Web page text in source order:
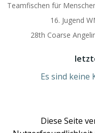
Teamfischen für
16. Jugend
28th Coarse
Es sind keine
Diese Seite